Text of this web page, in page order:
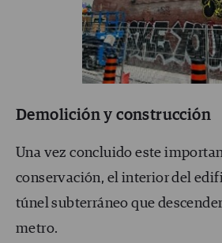
Demolición y construcción
Una vez concluido este
conservación, el interior del
túnel subterráneo que
metro.